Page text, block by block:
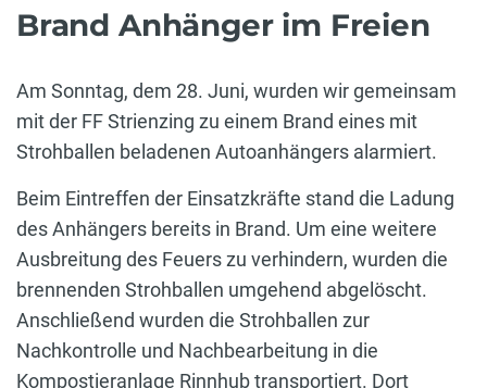
Brand Anhänger im Freien
Am Sonntag, dem 28. Juni, wurden wir gemeinsam
mit der FF Strienzing zu einem Brand eines mit
Strohballen beladenen Autoanhängers alarmiert.
Beim Eintreffen der Einsatzkräfte stand die Ladung
des Anhängers bereits in Brand. Um eine weitere
Ausbreitung des Feuers zu verhindern, wurden die
brennenden Strohballen umgehend abgelöscht.
Anschließend wurden die Strohballen zur
Nachkontrolle und Nachbearbeitung in die
Kompostieranlage Rinnhub transportiert. Dort